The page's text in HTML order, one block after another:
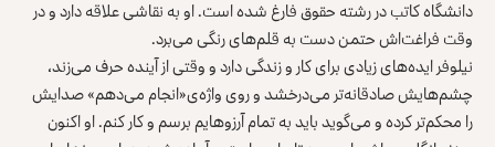
دانشگاه کاتب در رشته حقوق فارغ شده است. او به نقاشی علاقه دارد و در
وقت فراغت‌اش حتمن دست به قلم‌های رنگی می‌برد.
نیلوفر ایده‌های زیادی برای کار و زندگی دارد و وقتی از آینده حرف می‌زند،
چشم‌هایش صادقانه‌تر می‌درخشد و روی واژه‌ی«انجام می‌دهم» صدایش
را محکم‌تر کرده و می‌گوید باید به تمام آرزوهایم برسم و کار کنم. او اکنون